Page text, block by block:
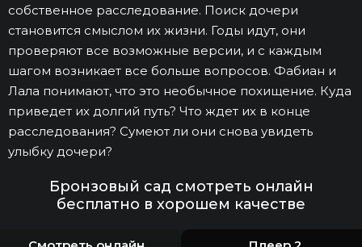
собственное расследование. Поиск дочери
становится смыслом их жизни. Годы идут, они
проверяют все возможные версии, и с каждым
шагом возникает все больше вопросов. Фабиан и
Лала понимают, что это необычное похищение. Куда
приведет их долгий путь? Что ждет их в конце
расследования? Сумеют ли они снова увидеть
улыбку дочери?
Бронзовый сад смотреть онлайн
бесплатно в хорошем качестве